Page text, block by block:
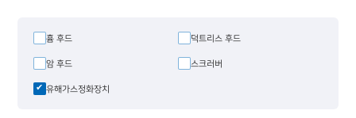
흄 후드
덕트리스 후드
암 후드
스크러버
유해가스정화장치